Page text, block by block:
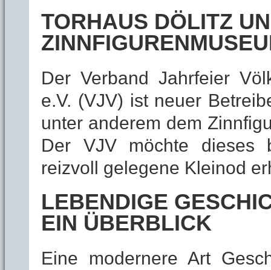
TORHAUS DÖLITZ
Der Verband Jahrfeier
e.V. (VJV) ist neuer
unter anderem dem
Der VJV möchte dieses
reizvoll gelegene Kleinod
LEBENDIGE
EIN ÜBERBLICK
Eine modernere Art